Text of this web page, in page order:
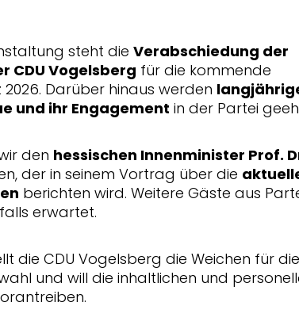
steht die Verabschiedung der
CDU Vogelsberg für die kommende
Darüber hinaus werden
und ihr Engagement in der Partei
den hessischen Innenminister Prof.
der in seinem Vortrag über die
berichten wird. Weitere Gäste aus
erwartet.
die CDU Vogelsberg die Weichen für die
und will die inhaltlichen und